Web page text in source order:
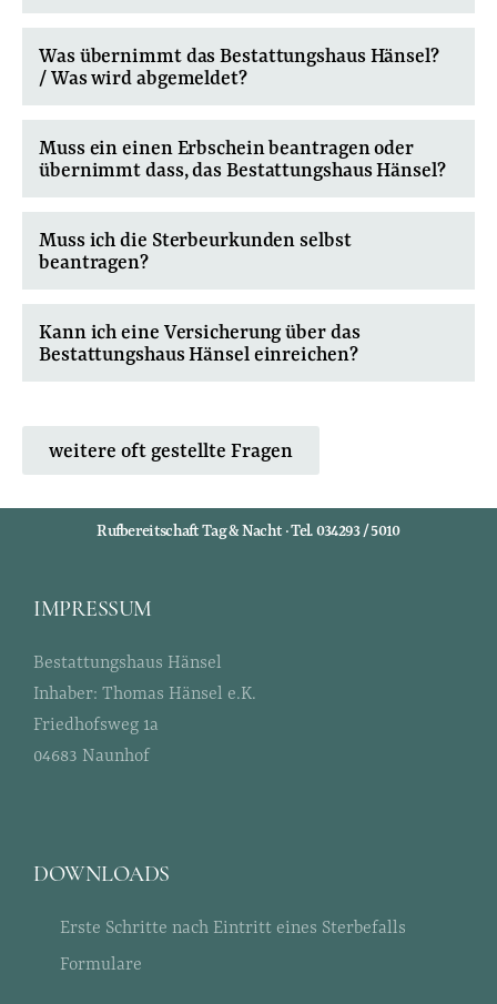
Was übernimmt das Bestattungshaus Hänsel?
/ Was wird abgemeldet?
Muss ein einen Erbschein beantragen oder
übernimmt dass, das Bestattungshaus Hänsel?
Muss ich die Sterbeurkunden selbst
beantragen?
Kann ich eine Versicherung über das
Bestattungshaus Hänsel einreichen?
weitere oft gestellte Fragen
Rufbereitschaft Tag & Nacht · Tel. 034293 / 5010
IMPRESSUM
Bestattungshaus Hänsel
Inhaber: Thomas Hänsel e.K.
Friedhofsweg 1a
04683 Naunhof
DOWNLOADS
Erste Schritte nach Eintritt eines Sterbefalls
Formulare